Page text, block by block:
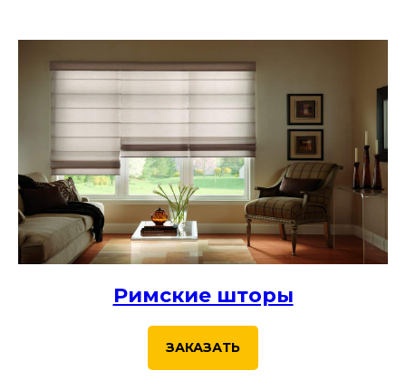
Римские шторы
ЗАКАЗАТЬ